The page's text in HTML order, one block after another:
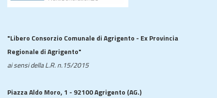
"Libero Consorzio Comunale di Agrigento - Ex Provincia
Regionale di Agrigento"
ai sensi della L.R. n.15/2015
Piazza Aldo Moro, 1 - 92100 Agrigento (AG.)